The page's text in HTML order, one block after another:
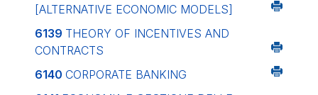
[ALTERNATIVE ECONOMIC MODELS]
6139 THEORY OF INCENTIVES AND
CONTRACTS
6140 CORPORATE BANKING